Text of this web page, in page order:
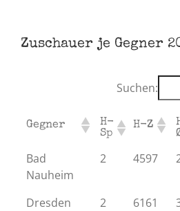
Zuschauer je Gegner
Suchen:
Gegner
H-
Sp
H-Z
Bad
Nauheim
2 4597
Dresden 2 6161